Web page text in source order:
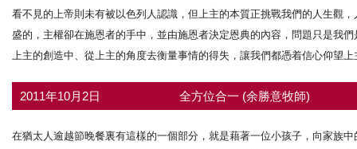
看不見的上帝則未有被以色列人認識，但上主的本質正挑戰我們的人生觀
盛的，主權卻在施恩者的手中，並由施恩者決定恩典的內容，問題只是我
上主的創造中、從上主的角度去衡量事情的得失，讓我們都憑着信心仰望上
2011年10月2日 全方位合一 (余勝意牧師)
在猶太人逾越節晚餐裏有這樣的一個部分，就是藉著一位小孩子，向家族